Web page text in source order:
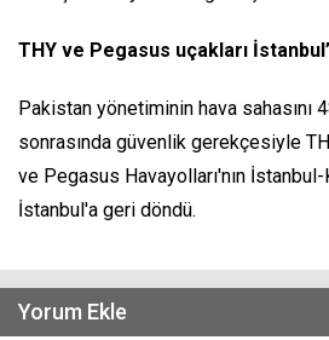
THY ve Pegasus uçakları
Pakistan yönetiminin hava sahasını
sonrasında güvenlik gerekçesiyle
ve Pegasus Havayolları'nın İstanbul-
İstanbul'a geri döndü.
Yorum Ekle